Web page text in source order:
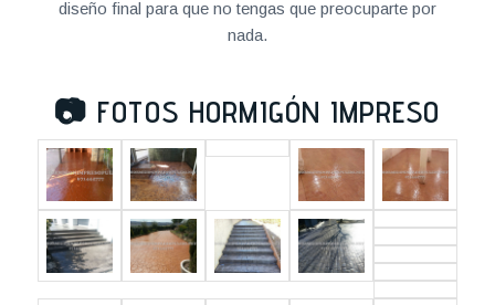
diseño final para que no tengas que preocuparte por
nada.
📷 FOTOS HORMIGÓN IMPRESO